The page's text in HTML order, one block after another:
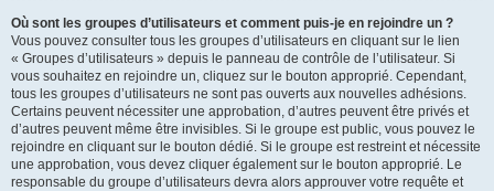
Où sont les groupes d’utilisateurs et comment puis-je en rejoindre un ?
Vous pouvez consulter tous les groupes d’utilisateurs en cliquant sur le lien
« Groupes d’utilisateurs » depuis le panneau de contrôle de l’utilisateur. Si
vous souhaitez en rejoindre un, cliquez sur le bouton approprié. Cependant,
tous les groupes d’utilisateurs ne sont pas ouverts aux nouvelles adhésions.
Certains peuvent nécessiter une approbation, d’autres peuvent être privés et
d’autres peuvent même être invisibles. Si le groupe est public, vous pouvez le
rejoindre en cliquant sur le bouton dédié. Si le groupe est restreint et nécessite
une approbation, vous devez cliquer également sur le bouton approprié. Le
responsable du groupe d’utilisateurs devra alors approuver votre requête et